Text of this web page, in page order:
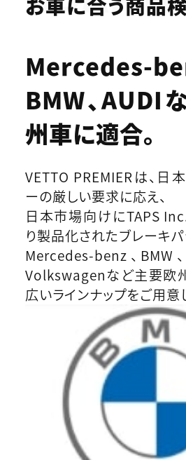
Mercedes-
BMW、AUDI
州車に適合。
VETTO PREMIERは、日
ーの厳しい要求に応え、
日本市場向けにTAPS
り製品化されたブレーキパ
Mercedes-benz、BMW、
Volkswagenなど主要欧
広いラインナップをご用意